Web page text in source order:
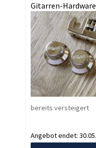
Gitarren-Hardware
bereits versteigert
Angebot endet: